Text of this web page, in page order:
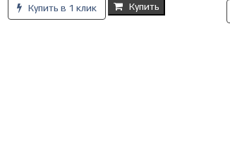
Купить в 1 клик Купить